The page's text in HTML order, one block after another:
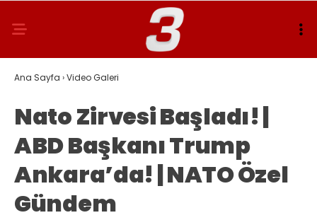
Ana Sayfa ›Video Galeri
Nato Zirvesi Başladı! |
ABD Başkanı Trump
Ankara’da! | NATO Özel
Gündem